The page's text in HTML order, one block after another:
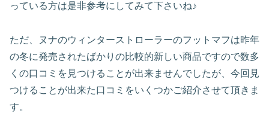
っている方は是非参考にしてみて下さいね♪
ただ、ヌナのウィンターストローラーのフットマフは昨年
の冬に発売されたばかりの比較的新しい商品ですので数多
くの口コミを見つけることが出来ませんでしたが、今回見
つけることが出来た口コミをいくつかご紹介させて頂きま
す。